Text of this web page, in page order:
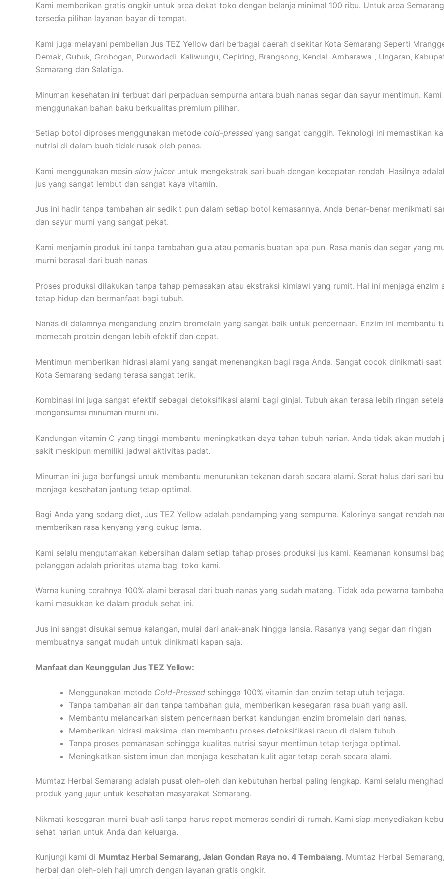
Kami memberikan gratis ongkir untuk area dekat toko dengan belanja minimal 100 ribu. Untuk area
tersedia pilihan layanan bayar di tempat.
Kami juga melayani pembelian Jus TEZ Yellow dari berbagai daerah disekitar Kota Semarang Seperti
Demak, Gubuk, Grobogan, Purwodadi. Kaliwungu, Cepiring, Brangsong, Kendal. Ambarawa , Ungaran,
Semarang dan Salatiga.
Minuman kesehatan ini terbuat dari perpaduan sempurna antara buah nanas segar dan sayur mentimun. Kami
menggunakan bahan baku berkualitas premium pilihan.
Setiap botol diproses menggunakan metode cold-pressed yang sangat canggih. Teknologi ini memastikan
nutrisi di dalam buah tidak rusak oleh panas.
Kami menggunakan mesin slow juiceruntuk mengekstrak sari buah dengan kecepatan rendah. Hasilnya
jus yang sangat lembut dan sangat kaya vitamin.
Jus ini hadir tanpa tambahan air sedikit pun dalam setiap botol kemasannya. Anda benar-benar menikmati
dan sayur murni yang sangat pekat.
Kami menjamin produk ini tanpa tambahan gula atau pemanis buatan apa pun. Rasa manis dan segar yang
murni berasal dari buah nanas.
Proses produksi dilakukan tanpa tahap pemasakan atau ekstraksi kimiawi yang rumit. Hal ini menjaga enzim
tetap hidup dan bermanfaat bagi tubuh.
Nanas di dalamnya mengandung enzim bromelain yang sangat baik untuk pencernaan. Enzim ini membantu
memecah protein dengan lebih efektif dan cepat.
Mentimun memberikan hidrasi alami yang sangat menenangkan bagi raga Anda. Sangat cocok dinikmati saat
Kota Semarang sedang terasa sangat terik.
Kombinasi ini juga sangat efektif sebagai detoksifikasi alami bagi ginjal. Tubuh akan terasa lebih ringan
mengonsumsi minuman murni ini.
Kandungan vitamin C yang tinggi membantu meningkatkan daya tahan tubuh harian. Anda tidak akan mudah
sakit meskipun memiliki jadwal aktivitas padat.
Minuman ini juga berfungsi untuk membantu menurunkan tekanan darah secara alami. Serat halus dari sari
menjaga kesehatan jantung tetap optimal.
Bagi Anda yang sedang diet, Jus TEZ Yellow adalah pendamping yang sempurna. Kalorinya sangat rendah
memberikan rasa kenyang yang cukup lama.
Kami selalu mengutamakan kebersihan dalam setiap tahap proses produksi jus kami. Keamanan konsumsi
pelanggan adalah prioritas utama bagi toko kami.
Warna kuning cerahnya 100% alami berasal dari buah nanas yang sudah matang. Tidak ada pewarna
kami masukkan ke dalam produk sehat ini.
Jus ini sangat disukai semua kalangan, mulai dari anak-anak hingga lansia. Rasanya yang segar dan ringan
membuatnya sangat mudah untuk dinikmati kapan saja.
Manfaat dan Keunggulan Jus TEZ Yellow:
Menggunakan metode Cold-Pressed sehingga 100% vitamin dan enzim tetap utuh terjaga.
Tanpa tambahan air dan tanpa tambahan gula, memberikan kesegaran rasa buah yang asli.
Membantu melancarkan sistem pencernaan berkat kandungan enzim bromelain dari nanas.
Memberikan hidrasi maksimal dan membantu proses detoksifikasi racun di dalam tubuh.
Tanpa proses pemanasan sehingga kualitas nutrisi sayur mentimun tetap terjaga optimal.
Meningkatkan sistem imun dan menjaga kesehatan kulit agar tetap cerah secara alami.
Mumtaz Herbal Semarang adalah pusat oleh-oleh dan kebutuhan herbal paling lengkap. Kami selalu
produk yang jujur untuk kesehatan masyarakat Semarang.
Nikmati kesegaran murni buah asli tanpa harus repot memeras sendiri di rumah. Kami siap menyediakan
sehat harian untuk Anda dan keluarga.
Kunjungi kami di Mumtaz Herbal Semarang, Jalan Gondan Raya no. 4 Tembalang. Mumtaz Herbal
herbal dan oleh-oleh haji umroh dengan layanan gratis ongkir.